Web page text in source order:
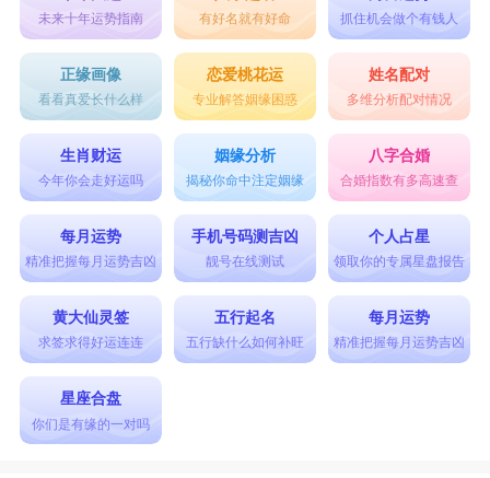
未来十年运势指南 有好名就有好命 抓住机会做个有钱人
正缘画像
看看真爱长什么样
恋爱桃花运
专业解答姻缘困惑
姓名配对
多维分析配对情况
生肖财运
今年你会走好运吗
姻缘分析
揭秘你命中注定姻缘
八字合婚
合婚指数有多高速查
每月运势
精准把握每月运势吉凶
手机号码测吉凶
靓号在线测试
个人占星
领取你的专属星盘报告
黄大仙灵签
求签求得好运连连
五行起名
五行缺什么如何补旺
每月运势
精准把握每月运势吉凶
星座合盘
你们是有缘的一对吗